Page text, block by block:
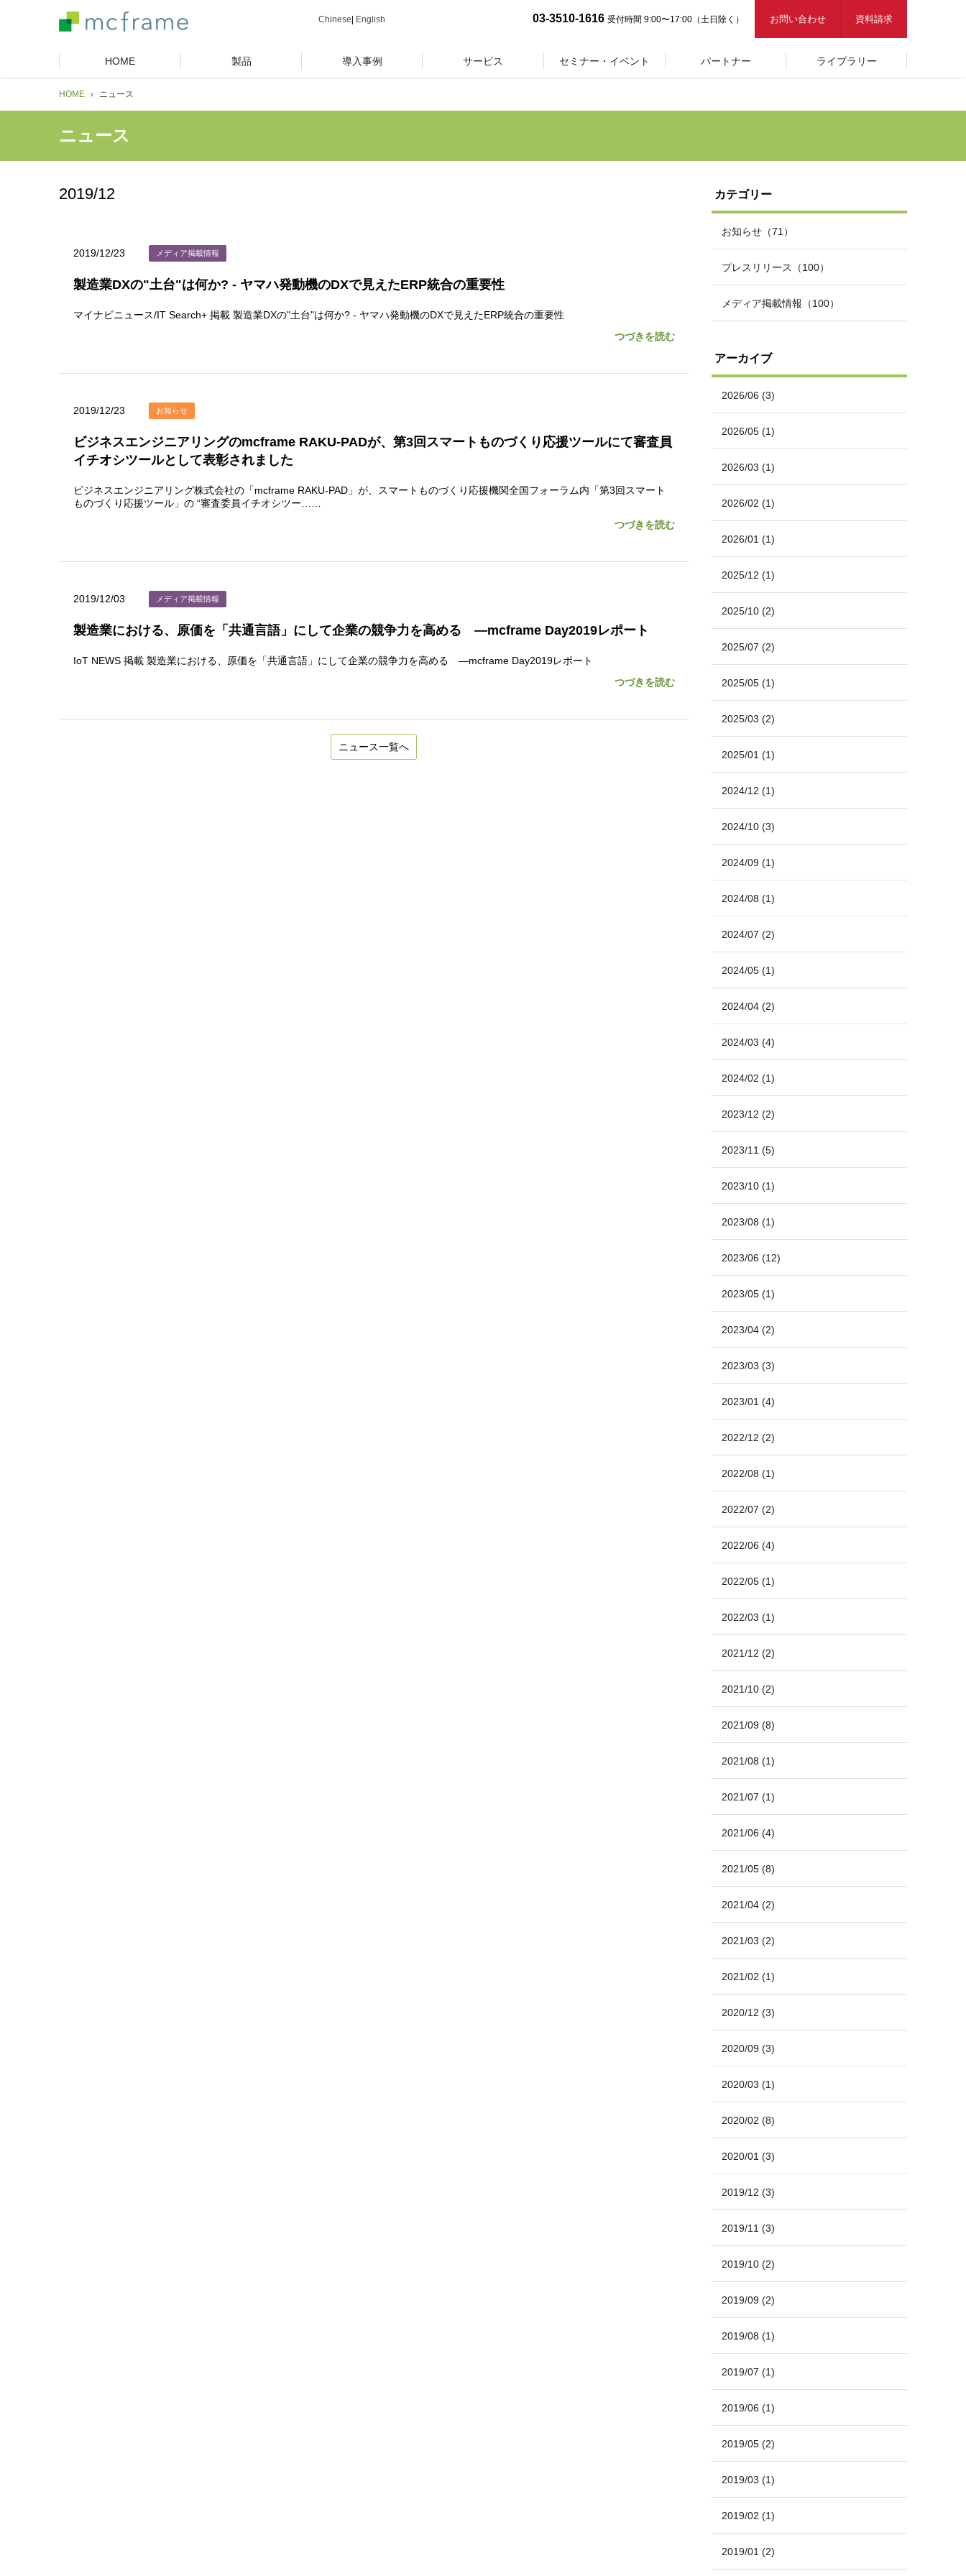
Chinese English 03-3510-1616 受付時間 9:00〜17:00（土日除く） お問い合わせ 資料請求
HOME 製品 導入事例 サービス セミナー・イベント パートナー ライブラリー
HOME ニュース
ニュース
2019/12
2019/12/23 メディア掲載情報
製造業DXの"土台"は何か? - ヤマハ発動機のDXで見えたERP統合の重要性
マイナビニュース/IT Search+ 掲載 製造業DXの"土台"は何か? - ヤマハ発動機のDXで見えたERP統合の重要性
つづきを読む
2019/12/23 お知らせ
ビジネスエンジニアリングのmcframe RAKU-PADが、第3回スマートものづくり応援ツールにて審査員
イチオシツールとして表彰されました
ビジネスエンジニアリング株式会社の「mcframe RAKU-PAD」が、スマートものづくり応援機関全国フォーラム内「第3回スマート
ものづくり応援ツール」の “審査委員イチオシツー……
つづきを読む
2019/12/03 メディア掲載情報
製造業における、原価を「共通言語」にして企業の競争力を高める ―mcframe Day2019レポート
IoT NEWS 掲載 製造業における、原価を「共通言語」にして企業の競争力を高める ―mcframe Day2019レポート
つづきを読む
ニュース一覧へ
カテゴリー
お知らせ（71）
プレスリリース（100）
メディア掲載情報（100）
アーカイブ
2026/06 (3)
2026/05 (1)
2026/03 (1)
2026/02 (1)
2026/01 (1)
2025/12 (1)
2025/10 (2)
2025/07 (2)
2025/05 (1)
2025/03 (2)
2025/01 (1)
2024/12 (1)
2024/10 (3)
2024/09 (1)
2024/08 (1)
2024/07 (2)
2024/05 (1)
2024/04 (2)
2024/03 (4)
2024/02 (1)
2023/12 (2)
2023/11 (5)
2023/10 (1)
2023/08 (1)
2023/06 (12)
2023/05 (1)
2023/04 (2)
2023/03 (3)
2023/01 (4)
2022/12 (2)
2022/08 (1)
2022/07 (2)
2022/06 (4)
2022/05 (1)
2022/03 (1)
2021/12 (2)
2021/10 (2)
2021/09 (8)
2021/08 (1)
2021/07 (1)
2021/06 (4)
2021/05 (8)
2021/04 (2)
2021/03 (2)
2021/02 (1)
2020/12 (3)
2020/09 (3)
2020/03 (1)
2020/02 (8)
2020/01 (3)
2019/12 (3)
2019/11 (3)
2019/10 (2)
2019/09 (2)
2019/08 (1)
2019/07 (1)
2019/06 (1)
2019/05 (2)
2019/03 (1)
2019/02 (1)
2019/01 (2)